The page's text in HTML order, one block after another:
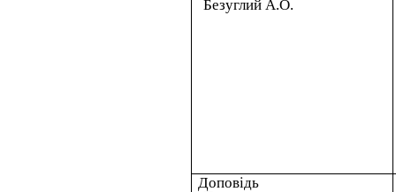
Доповідь